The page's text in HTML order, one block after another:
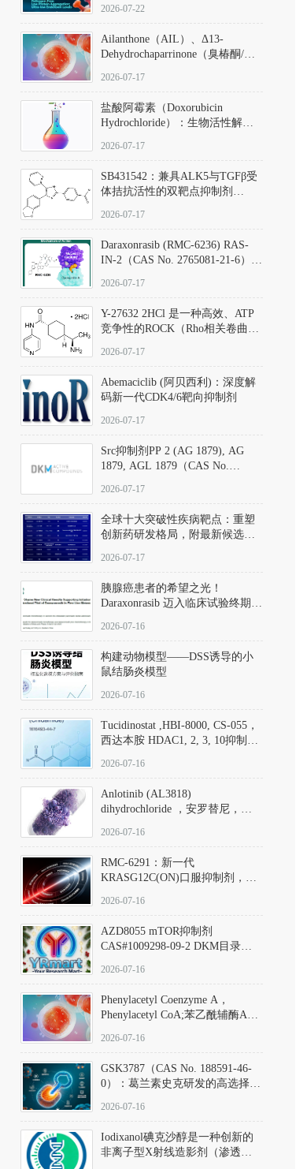
量下的高灵敏度、非侵入式生物
及应用瓶颈
2026-07-22
Ailanthone（AIL）、Δ13-
Dehydrochaparrinone（臭椿酮/臭
DKM货号 D806885
2026-07-17
盐酸阿霉素（Doxorubicin
Hydrochloride）：生物活性解
范
2026-07-17
SB431542：兼具ALK5与TGFβ受
体拮抗活性的双靶点抑制剂
D801067）
2026-07-17
Daraxonrasib (RMC-6236) RAS-
IN-2（CAS No. 2765081-21-6）：
向KRAS/NRAS/HRAS的广谱RAS
2026-07-17
Y-27632 2HCl 是一种高效、ATP
竞争性的ROCK（Rho相关卷曲螺
同等抑制ROCK1与ROCK2；其通
过精准嵌入激酶的ATP结合位点
发挥抑制作用，对ROCK1和
ROCK2的解离常数（Ki）分别为
140 nM和300 nM；在众多丝氨酸/
中，其靶向ROCK的选择性超过
200倍，凸显出优异的分子特异
2026-07-17
Abemaciclib (阿贝西利)：深度解
码新一代CDK4/6靶向抑制剂
2026-07-17
Src抑制剂PP 2 (AG 1879), AG
1879, AGL 1879（CAS No.
应用指南
2026-07-17
全球十大突破性疾病靶点：重塑
创新药研发格局，附最新候选分
2026-07-17
胰腺癌患者的希望之光！
Daraxonrasib 迈入临床试验终期阶
2026-07-16
构建动物模型——DSS诱导的小
鼠结肠炎模型
2026-07-16
Tucidinostat ,HBI-8000, CS-055，
西达本胺 HDAC1, 2, 3, 10抑制剂
D808567) - DKM活性分子
2026-07-16
Anlotinib (AL3818)
dihydrochloride ，安罗替尼，
Hydrochloride实验方法步骤SOP
2026-07-16
RMC-6291：新一代
KRASG12C(ON)口服抑制剂，
(Elironrasib)CAS#2641998-63-0
2026-07-16
AZD8055 mTOR抑制剂
CAS#1009298-09-2 DKM目录号
激酶抑制剂的深度剖析
2026-07-16
Phenylacetyl Coenzyme A，
Phenylacetyl CoA;苯乙酰辅酶A
2026-07-16
GSK3787（CAS No. 188591-46-
0）：葛兰素史克研发的高选择
抗剂，被广泛视为研究PPARδ核
受体生理功能、信号通路验证及
靶点药理机制的金标准化学探
针。
2026-07-16
Iodixanol碘克沙醇是一种创新的
非离子型X射线造影剂（渗透压